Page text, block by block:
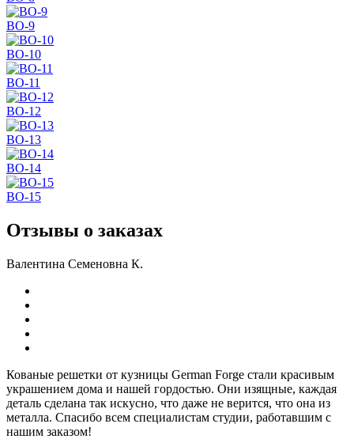
BO-9
BO-10
BO-11
BO-12
BO-13
BO-14
BO-15
Отзывы о заказах
Валентина Семеновна К.
Кованые решетки от кузницы German Forge стали красивым
украшением дома и нашей гордостью. Они изящные, каждая
деталь сделана так искусно, что даже не верится, что она из
металла. Спасибо всем специалистам студии, работавшим с
нашим заказом!